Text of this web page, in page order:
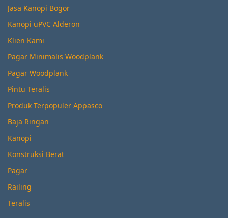
Jasa Kanopi Bogor
Kanopi uPVC Alderon
Klien Kami
Pagar Minimalis Woodplank
Pagar Woodplank
Pintu Teralis
Produk Terpopuler Appasco
Baja Ringan
Kanopi
Konstruksi Berat
Pagar
Railing
Teralis